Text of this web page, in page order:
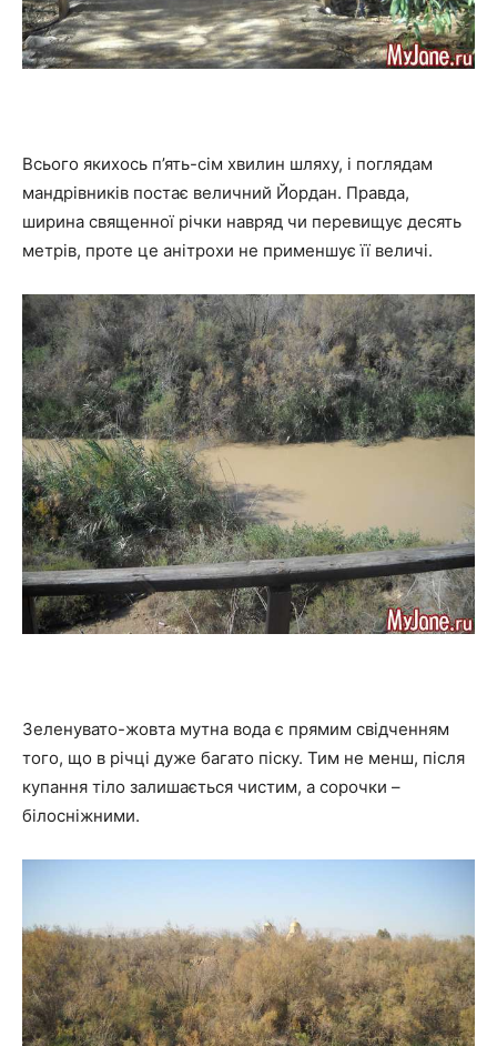
Всього якихось п’ять-сім хвилин шляху, і поглядам
мандрівників постає величний Йордан. Правда,
ширина священної річки навряд чи перевищує десять
метрів, проте це анітрохи не применшує її величі.
Зеленувато-жовта мутна вода є прямим свідченням
того, що в річці дуже багато піску. Тим не менш, після
купання тіло залишається чистим, а сорочки –
білосніжними.